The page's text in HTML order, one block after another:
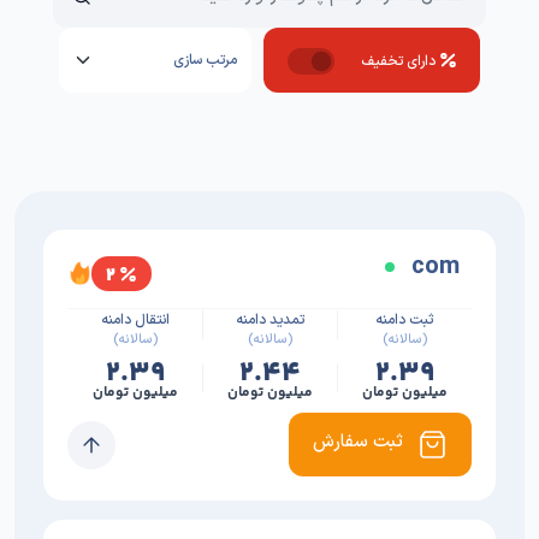
دارای تخفیف
۲ com
ثبت دامنه
(سالانه)
تمدید دامنه
(سالانه)
انتقال دامنه
(سالانه)
۲.۳۹
میلیون تومان ۲.۴۴
میلیون تومان ۲.۳۹
میلیون تومان
ثبت سفارش